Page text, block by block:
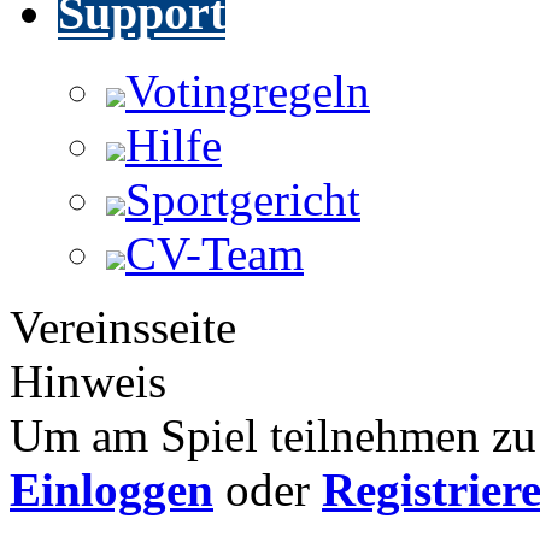
Support
Votingregeln
Hilfe
Sportgericht
CV-Team
Vereinsseite
Hinweis
Um am Spiel teilnehmen
Einloggen oder